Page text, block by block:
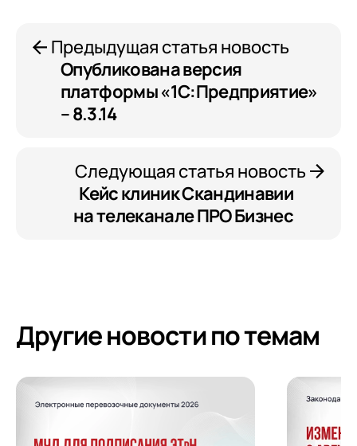
Предыдущая статья новость
Опубликована версия
платформы «1С:Предприятие»
– 8.3.14
Следующая статья новость
Кейс клиник Скандинавии
на телеканале ПРО Бизнес
Другие новости по темам